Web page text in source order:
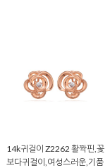
14k귀걸이 Z2262 활짝핀,꽃
보다귀걸이,여성스러운,기품